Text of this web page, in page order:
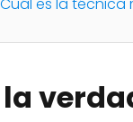
es la